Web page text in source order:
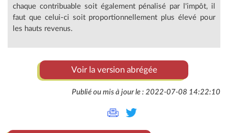
chaque contribuable soit également pénalisé par l'impôt, il
faut que celui-ci soit proportionnellement plus élevé pour
les hauts revenus.
Voir la version abrégée
Publié ou mis à jour le : 2022-07-08 14:22:10